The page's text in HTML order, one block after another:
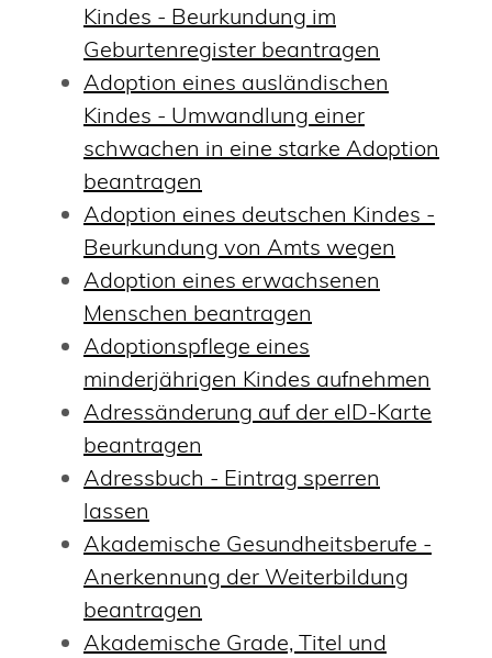
Kindes - Beurkundung im
Geburtenregister beantragen
Adoption eines ausländischen
Kindes - Umwandlung einer
schwachen in eine starke Adoption
beantragen
Adoption eines deutschen Kindes -
Beurkundung von Amts wegen
Adoption eines erwachsenen
Menschen beantragen
Adoptionspflege eines
minderjährigen Kindes aufnehmen
Adressänderung auf der eID-Karte
beantragen
Adressbuch - Eintrag sperren
lassen
Akademische Gesundheitsberufe -
Anerkennung der Weiterbildung
beantragen
Akademische Grade, Titel und